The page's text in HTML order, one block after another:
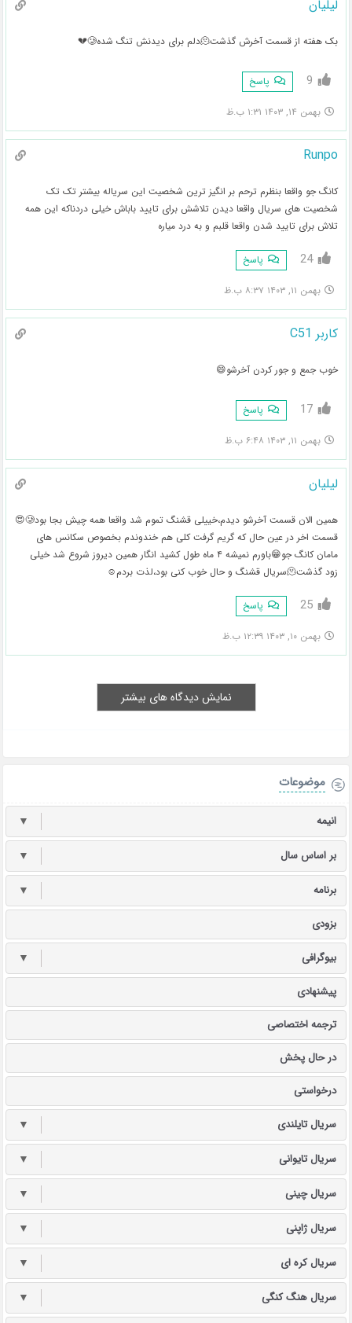
لیلیان
بک هفته از قسمت آخرش گذشت🫠دلم برای دیدنش تنگ شده🥲💔
9 پاسخ
بهمن ۱۴, ۱۴۰۳ ۱:۳۱ ب.ظ
Runpo
کانگ جو واقعا بنظرم ترحم بر انگیز ترین شخصیت این سریاله بیشتر تک تک
شخصیت های سریال واقعا دیدن تلاشش برای تایید باباش خیلی دردناکه این همه
تلاش برای تایید شدن واقعا قلبم و به درد میاره
24 پاسخ
بهمن ۱۱, ۱۴۰۳ ۸:۳۷ ب.ظ
کاربر C51
خوب جمع و جور کردن آخرشو😄
17 پاسخ
بهمن ۱۱, ۱۴۰۳ ۶:۴۸ ب.ظ
لیلیان
همین الان قسمت آخرشو دیدم،خییلی قشنگ تموم شد واقعا همه چیش بجا بود🥲😍
قسمت اخر در عین حال که گریم گرفت کلی هم خندوندم بخصوص سکانس های
مامان کانگ جو😁باورم نمیشه ۴ ماه طول کشید انگار همین دیروز شروع شد خیلی
زود گذشت🫠سریال قشنگ و حال خوب کنی بود،لذت بردم☺️
25 پاسخ
بهمن ۱۰, ۱۴۰۳ ۱۲:۳۹ ب.ظ
نمایش دیدگاه های بیشتر
موضوعات
انیمه ▼
بر اساس سال ▼
برنامه ▼
بزودی
بیوگرافی ▼
پیشنهادی
ترجمه اختصاصی
در حال پخش
درخواستی
سریال تایلندی ▼
سریال تایوانی ▼
سریال چینی ▼
سریال ژاپنی ▼
سریال کره ای ▼
سریال هنگ کنگی ▼